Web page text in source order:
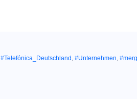
#Telefónica_Deutschland, #Unternehmen,